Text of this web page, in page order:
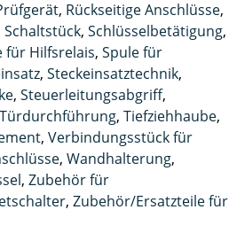
, Rückseitige Anschlüsse,
Schaltstück,Schlüsselbetätigung,
für Hilfsrelais,Spule für
,Steckeinsatztechnik,
,Steuerleitungsabgriff,
Türdurchführung,Tiefziehhaube,
,Verbindungsstück für
,Wandhalterung,
,Zubehör für
,Zubehör/Ersatzteile für